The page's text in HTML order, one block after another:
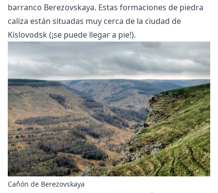
barranco Berezovskaya. Estas formaciones de piedra
caliza están situadas muy cerca de la ciudad de
Kislovodsk (¡se puede llegar a pie!).
Cañón de Berezovskaya